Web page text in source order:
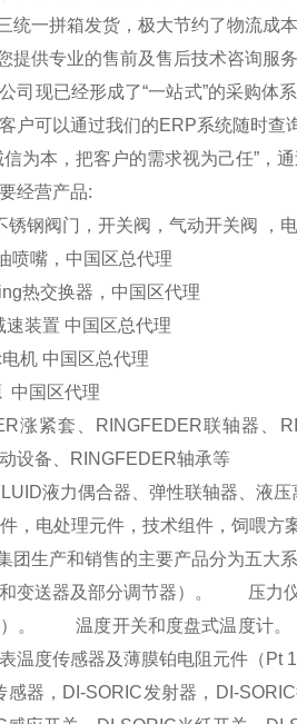
统一拼箱发货，极大节约了物流成本
提供专业的售前及售后技术咨询服务
司现已经形成了“一站式”的采购体
户可以通过我们的ERP系统随时查
信为本，把客户的需求视为己任”，
经营产品:
锈钢阀门，开关阀，气动开关阀
，
喷嘴，中国区总代理
热交换器，中国区代理
速装置 中国区总代理
电机 中国区总代理
中国区代理
涨紧套、 RINGFEDER联轴器、
设备、 RINGFEDER轴承等
液力偶合器、弹性联轴器、液压
，电处理元件，技术组件，饲喂方
团生产和销售的主要产品分为五
变送器及部分调节器）。 压力仪
）。
温度开关和度盘式温度计
温度传感器及薄膜铂电阻元件（ Pt
感器， DI-SORIC发射器， DI-SORIC